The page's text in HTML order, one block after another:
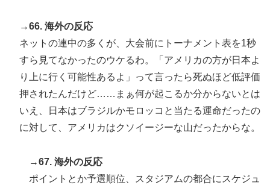
→66. 海外の反応
ネットの連中の多くが、大会前にトーナメント表を1秒
すら見てなかったのウケるわ。「アメリカの方が日本よ
り上に行く可能性あるよ」って言ったら死ぬほど低評価
押されたんだけど……まぁ何が起こるか分からないとは
いえ、日本はブラジルかモロッコと当たる運命だったの
に対して、アメリカはクソイージーな山だったからな。
→67. 海外の反応
ポイントとか予選順位、スタジアムの都合にスケジュ